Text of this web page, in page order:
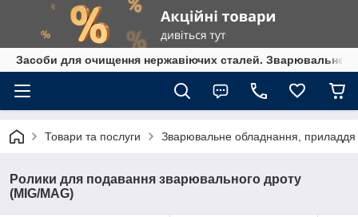
Засоби для очищення нержавіючих сталей. Зварювальне
Товари та послуги Зварювальне обладнання, приладдя
Ролики для подавання зварювального дроту
(MIG/MAG)